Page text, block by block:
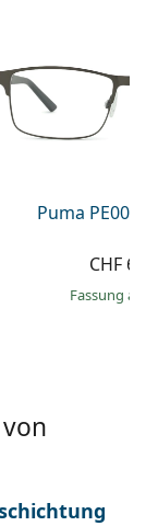
Puma
CHF
Fassung